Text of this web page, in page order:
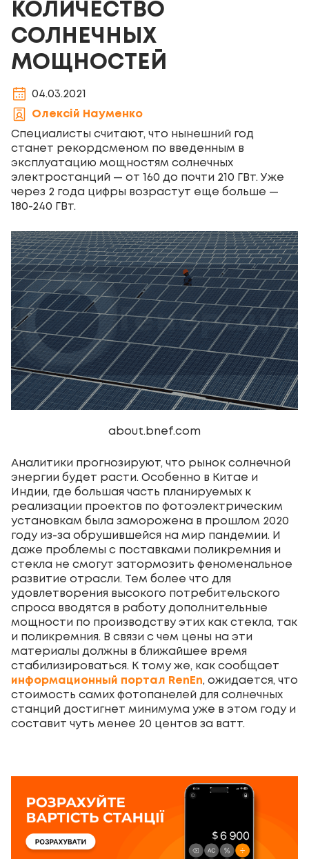
КОЛИЧЕСТВО
СОЛНЕЧНЫХ
МОЩНОСТЕЙ
04.03.2021
Олексій Науменко
Специалисты считают, что нынешний год
станет рекордсменом по введенным в
эксплуатацию мощностям солнечных
электростанций — от 160 до почти 210 ГВт. Уже
через 2 года цифры возрастут еще больше —
180-240 ГВт.
about.bnef.com
Аналитики прогнозируют, что рынок солнечной
энергии будет расти. Особенно в Китае и
Индии, где большая часть планируемых к
реализации проектов по фотоэлектрическим
установкам была заморожена в прошлом 2020
году из-за обрушившейся на мир пандемии. И
даже проблемы с поставками поликремния и
стекла не смогут затормозить феноменальное
развитие отрасли. Тем более что для
удовлетворения высокого потребительского
спроса вводятся в работу дополнительные
мощности по производству этих как стекла, так
и поликремния. В связи с чем цены на эти
материалы должны в ближайшее время
стабилизироваться. К тому же, как сообщает
информационный портал RenEn, ожидается, что
стоимость самих фотопанелей для солнечных
станций достигнет минимума уже в этом году и
составит чуть менее 20 центов за ватт.